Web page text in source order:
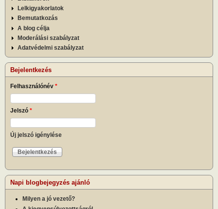
Lelkigyakorlatok
Bemutatkozás
A blog célja
Moderálási szabályzat
Adatvédelmi szabályzat
Bejelentkezés
Felhasználónév *
Jelszó *
Új jelszó igénylése
Napi blogbejegyzés ajánló
Milyen a jó vezető?